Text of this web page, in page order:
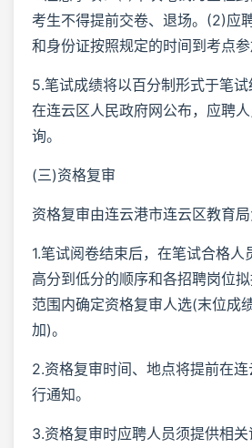
考生不得提前交卷、退场。(2)应
和身份证按照规定的时间到考点参
5.笔试成绩将以百分制形式于笔
在连云区人民政府网公布，应聘
询。
(三)资格复审
资格复审由连云港市连云区教育局
1.笔试阅卷结束后，在笔试合格人
高分到低分的顺序和各招聘岗位
范围内确定资格复审人选(末位成
加)。
2.资格复审时间、地点将提前在
行通知。
3.资格复审时应聘人员须提供相